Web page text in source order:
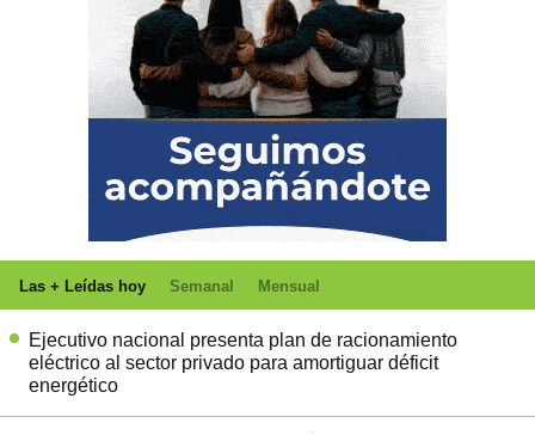
Las + Leídas hoy Semanal Mensual
Ejecutivo nacional presenta plan de racionamiento
eléctrico al sector privado para amortiguar déficit
energético